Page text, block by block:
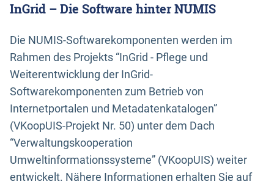
InGrid – Die Software hinter NUMIS
Die NUMIS-Softwarekomponenten werden im
Rahmen des Projekts “InGrid - Pflege und
Weiterentwicklung der InGrid-
Softwarekomponenten zum Betrieb von
Internetportalen und Metadatenkatalogen”
(VKoopUIS-Projekt Nr. 50) unter dem Dach
“Verwaltungskooperation
Umweltinformationssysteme” (VKoopUIS) weiter
entwickelt. Nähere Informationen erhalten Sie auf